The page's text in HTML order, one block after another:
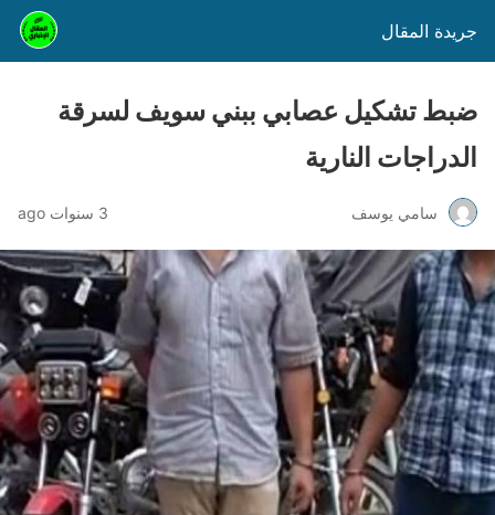
جريدة المقال
ضبط تشكيل عصابي ببني سويف لسرقة
الدراجات النارية
سامي يوسف 3 سنوات ago